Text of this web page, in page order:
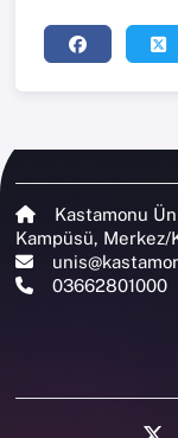
Kastamonu
Kampüsü, Merkez/
03662801000